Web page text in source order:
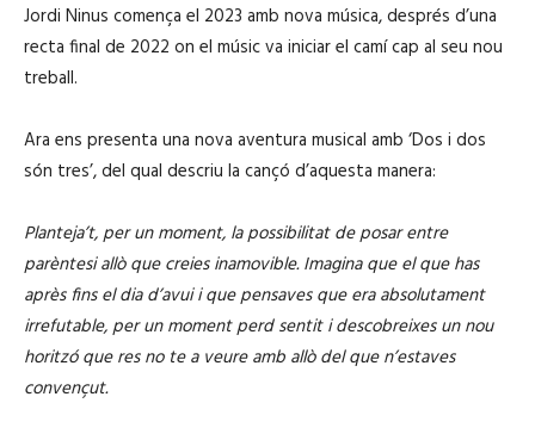
Jordi Ninus comença el 2023 amb nova música, després d’una
recta final de 2022 on el músic va iniciar el camí cap al seu nou
treball.
Ara ens presenta una nova aventura musical amb ‘Dos i dos
són tres’, del qual descriu la cançó d’aquesta manera:
Planteja’t, per un moment, la possibilitat de posar entre
parèntesi allò que creies inamovible. Imagina que el que has
après fins el dia d’avui i que pensaves que era absolutament
irrefutable, per un moment perd sentit i descobreixes un nou
horitzó que res no te a veure amb allò del que n’estaves
convençut.